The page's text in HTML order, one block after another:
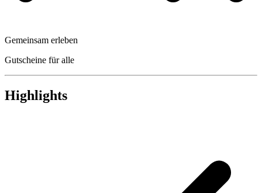
Gemeinsam erleben
Gutscheine für alle
Highlights